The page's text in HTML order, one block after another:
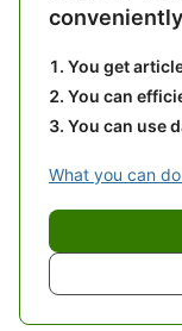
conveniently
You get
You can
You can use
What you can